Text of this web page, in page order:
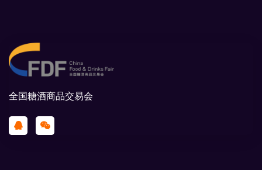
全国糖酒商品交易会